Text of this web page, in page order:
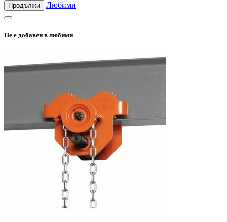
Продължи Любими
Не е добавен в любими